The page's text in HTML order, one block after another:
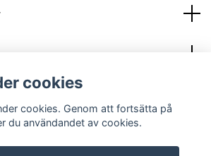
cookies
cookies. Genom att fortsätta på
du användandet av cookies.